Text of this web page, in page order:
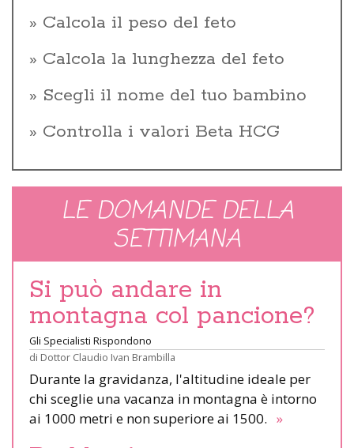
Calcola il peso del feto
Calcola la lunghezza del feto
Scegli il nome del tuo bambino
Controlla i valori Beta HCG
LE DOMANDE DELLA
SETTIMANA
Si può andare in
montagna col pancione?
Gli Specialisti Rispondono
di Dottor Claudio Ivan Brambilla
Durante la gravidanza, l'altitudine ideale per
chi sceglie una vacanza in montagna è intorno
ai 1000 metri e non superiore ai 1500. »